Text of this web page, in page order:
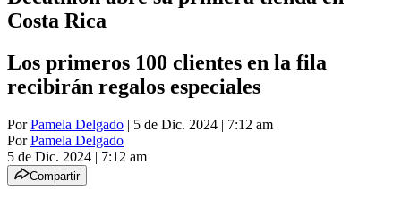
Costa Rica
Los primeros 100 clientes en la fila
recibirán regalos especiales
PorPamela Delgado | 5 de Dic. 2024 | 7:12 am
PorPamela Delgado
5 de Dic. 2024 | 7:12 am
Compartir